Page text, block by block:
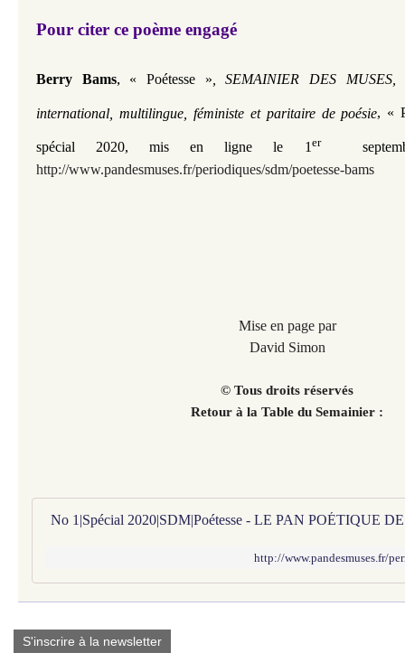
Pour citer ce poème engagé
Berry Bams, « Poétesse » , SEMAINIER DES MUSES,
international, multilingue, féministe et paritaire de poésie, «
spécial 2020,mis en ligne le 1 er
http://www.pandesmuses.fr/periodiques/sdm/poetesse-bams
Mise en page par
David Simon
© Tous droits réservés
Retour à la Table du Semainier :
No 1|Spécial 2020|SDM|Poétesse - LE PAN POÉTIQUE
http://www.pandesmuses.fr/
S'inscrire à la newsletter